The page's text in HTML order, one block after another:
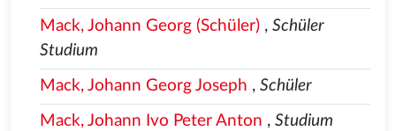
Mack, Johann Georg (Schüler), Schüler
Studium
Mack, Johann Georg Joseph , Schüler
Mack, Johann Ivo Peter Anton , Studium